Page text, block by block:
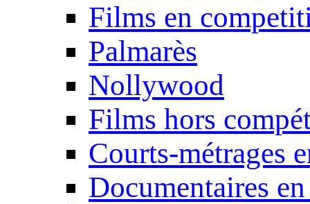
Films en
Palmarès
Nollywood
Films hors
Courts-métrages
Documentaires